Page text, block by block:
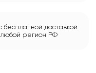
доставкой
любой регион РФ